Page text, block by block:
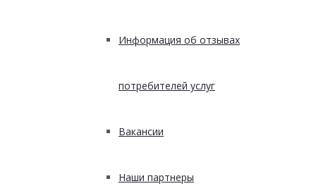
Информация об отзывах
потребителей услуг
Вакансии
Наши партнеры